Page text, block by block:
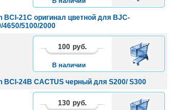
BCI-21C оригинал цветной для BJC-
4650/5100/2000
BCI-24B CACTUS черный для S200/ S300
100 руб.
В наличии
В
КОРЗИНУ
130 руб.
В